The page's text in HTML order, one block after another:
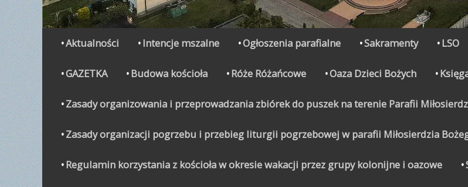
Secondary Menu
Aktualności Intencje mszalne Ogłoszenia parafialne Sakramenty LSO
GAZETKA Budowa kościoła Róże Różańcowe Oaza Dzieci Bożych
Zasady organizowania i przeprowadzania zbiórek do puszek na terenie Parafii
Zasady organizacji pogrzebu i przebieg liturgii pogrzebowej w parafii Miłosierdzia
Regulamin korzystania z kościoła w okresie wakacji przez grupy kolonijne i oazowe